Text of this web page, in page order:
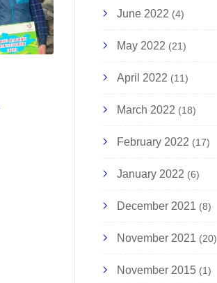
October 17, 2022,
БАЙГУУЛАГДЛАА.
June 2022 (4)
May 2022 (21)
April 2022 (11)
March 2022 (18)
February 2022 (17)
January 2022 (6)
December 2021 (8)
November 2021 (20)
November 2015(1)